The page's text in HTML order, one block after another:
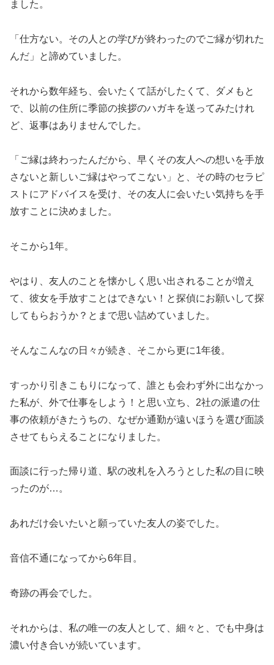
ました。
「仕方ない。その人との学びが終わったのでご縁が切れた
んだ」と諦めていました。
それから数年経ち、会いたくて話がしたくて、ダメもと
で、以前の住所に季節の挨拶のハガキを送ってみたけれ
ど、返事はありませんでした。
「ご縁は終わったんだから、早くその友人への想いを手放
さないと新しいご縁はやってこない」と、その時のセラピ
ストにアドバイスを受け、その友人に会いたい気持ちを手
放すことに決めました。
そこから1年。
やはり、友人のことを懐かしく思い出されることが増え
て、彼女を手放すことはできない！と探偵にお願いして探
してもらおうか？とまで思い詰めていました。
そんなこんなの日々が続き、そこから更に1年後。
すっかり引きこもりになって、誰とも会わず外に出なかっ
た私が、外で仕事をしよう！と思い立ち、2社の派遣の仕
事の依頼がきたうちの、なぜか通勤が遠いほうを選び面談
させてもらえることになりました。
面談に行った帰り道、駅の改札を入ろうとした私の目に映
ったのが…。
あれだけ会いたいと願っていた友人の姿でした。
音信不通になってから6年目。
奇跡の再会でした。
それからは、私の唯一の友人として、細々と、でも中身は
濃い付き合いが続いています。